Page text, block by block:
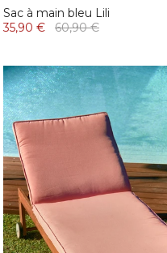
Sac à main bleu Lili
35,90 €
60,90 €